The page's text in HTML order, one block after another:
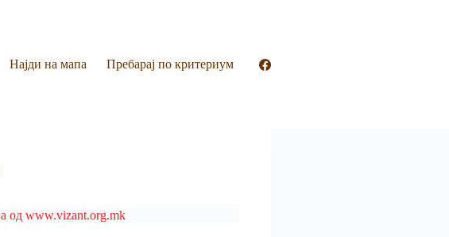
Најди на мапа Пребарај по критериум